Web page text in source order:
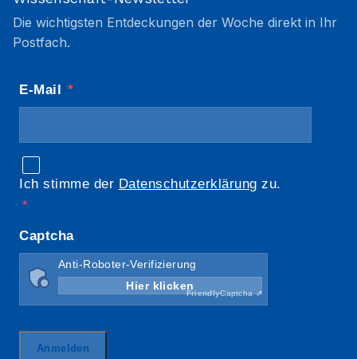
Die wichtigsten Entdeckungen der Woche direkt in Ihr
Postfach.